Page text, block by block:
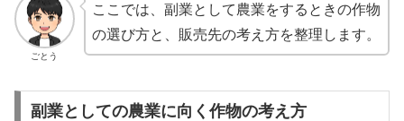
ごとう
ここでは、副業として農業をするときの作物
の選び方と、販売先の考え方を整理します。
副業としての農業に向く作物の考え方